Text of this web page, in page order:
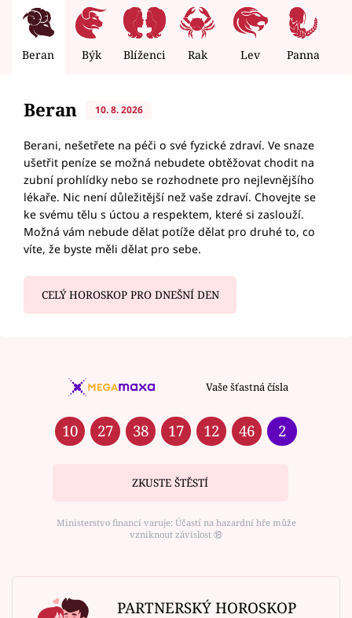
Beran Býk Blíženci Rak Lev Panna
Beran 10. 8. 2026
Berani, nešetřete na péči o své fyzické zdraví. Ve snaze
ušetřit peníze se možná nebudete obtěžovat chodit na
zubní prohlídky nebo se rozhodnete pro nejlevnějšího
lékaře. Nic není důležitější než vaše zdraví. Chovejte se
ke svému tělu s úctou a respektem, které si zaslouží.
Možná vám nebude dělat potíže dělat pro druhé to, co
víte, že byste měli dělat pro sebe.
CELÝ HOROSKOP PRO DNEŠNÍ DEN
Vaše šťastná čísla
10 27 38 17 12 46 2
ZKUSTE ŠTĚSTÍ
Ministerstvo financí varuje: Účastí na hazardní hře může
vzniknout závislost ⑱
PARTNERSKÝ HOROSKOP